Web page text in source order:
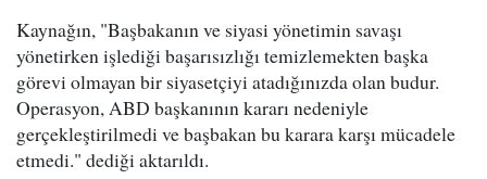
Kaynağın, "Başbakanın ve siyasi yönetimin savaşı
yönetirken işlediği başarısızlığı temizlemekten başka
görevi olmayan bir siyasetçiyi atadığınızda olan budur.
Operasyon, ABD başkanının kararı nedeniyle
gerçekleştirilmedi ve başbakan bu karara karşı mücadele
etmedi." dediği aktarıldı.